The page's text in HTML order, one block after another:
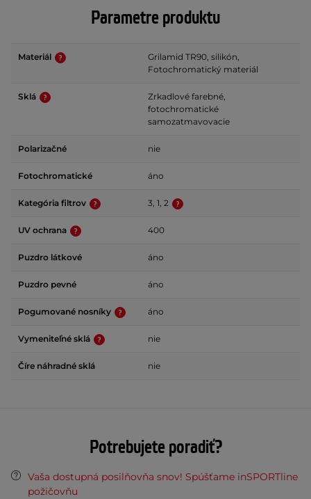
Parametre produktu
Materiál
Grilamid TR90, silikón,
Fotochromatický materiál
Sklá
Zrkadlové farebné,
fotochromatické
samozatmavovacie
Polarizačné nie
Fotochromatické áno
Kategória filtrov 3, 1, 2
UV ochrana 400
Puzdro látkové áno
Puzdro pevné áno
Pogumované nosníky áno
Vymeniteľné sklá nie
Číre náhradné sklá nie
Potrebujete poradiť?
Vaša dostupná posilňovňa snov! Spúšťame inSPORTline
požičovňu